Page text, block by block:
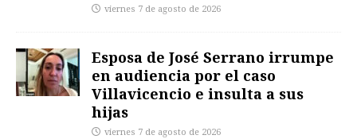
viernes 7 de agosto de 2026
Esposa de José Serrano irrumpe
en audiencia por el caso
Villavicencio e insulta a sus
hijas
viernes 7 de agosto de 2026